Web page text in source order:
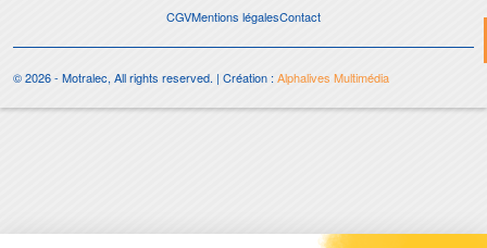
CGVMentions légalesContact
© 2026 - Motralec, All rights reserved. | Création :Alphalives Multimédia